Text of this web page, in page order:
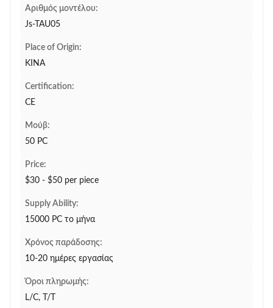
Αριθμός μοντέλου:
Js-TAU05
Place of Origin:
ΚΙΝΑ
Certification:
CE
Μούβ:
50 PC
Price:
$30 - $50 per piece
Supply Ability:
15000 PC το μήνα
Χρόνος παράδοσης:
10-20 ημέρες εργασίας
Όροι πληρωμής:
L/C, T/T